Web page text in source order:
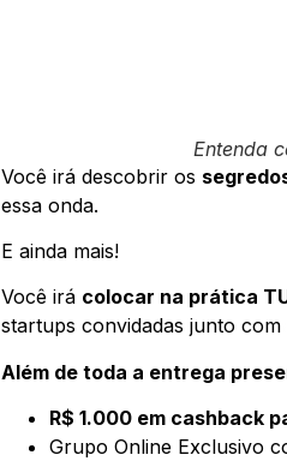
Entenda
Você irá descobrir os
essa onda.
E ainda mais!
Você irá colocar na prática
startups convidadas junto
Além de toda a entrega
R$ 1.000 em cashback
Grupo Online Exclusivo